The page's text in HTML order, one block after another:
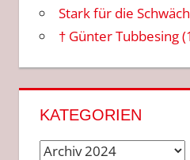
Stark für die
† Günter Tubbesing
KATEGORIEN
Kategorien